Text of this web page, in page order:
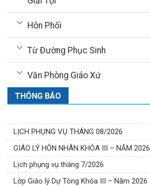
Hôn Phối
Từ Đường Phục Sinh
Văn Phòng Giáo Xứ
THÔNG BÁO
LỊCH PHỤNG VỤ THÁNG 08/2026
GIÁO LÝ HÔN NHÂN KHÓA III – NĂM 2026
Lịch phụng vụ tháng 7/2026
Lớp Giáo lý Dự Tòng Khóa III – Năm 2026